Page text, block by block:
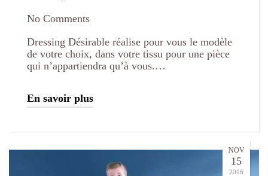
No Comments
Dressing Désirable réalise pour vous le modèle
de votre choix, dans votre tissu pour une pièce
qui n’appartiendra qu’à vous.…
En savoir plus
NOV
15
2016